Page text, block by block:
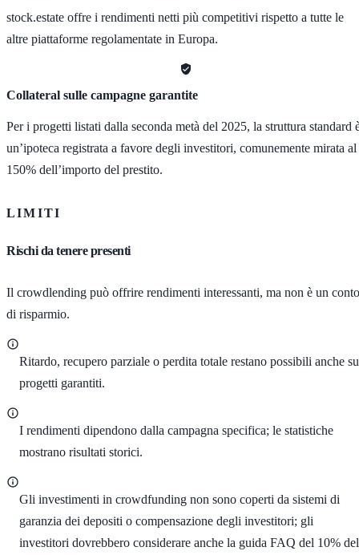
stock.estate offre i rendimenti netti più competitivi rispetto a tutte le
altre piattaforme regolamentate in Europa.
Collateral sulle campagne garantite
Per i progetti listati dalla seconda metà del 2025, la struttura standard
un’ipoteca registrata a favore degli investitori, comunemente mirata al
150% dell’importo del prestito.
LIMITI
Rischi da tenere presenti
Il crowdlending può offrire rendimenti interessanti, ma non è un conto
di risparmio.
Ritardo, recupero parziale o perdita totale restano possibili anche su
progetti garantiti.
I rendimenti dipendono dalla campagna specifica; le statistiche
mostrano risultati storici.
Gli investimenti in crowdfunding non sono coperti da sistemi di
garanzia dei depositi o compensazione degli investitori; gli
investitori dovrebbero considerare anche la guida FAQ del 10% del